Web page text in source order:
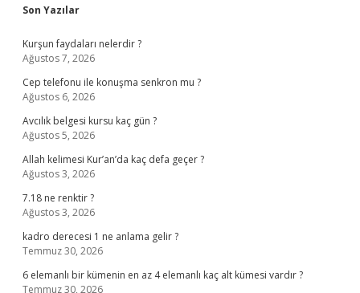
Sidebar
Son Yazılar
Kurşun faydaları nelerdir ?
Ağustos 7, 2026
Cep telefonu ile konuşma senkron mu ?
Ağustos 6, 2026
Avcılık belgesi kursu kaç gün ?
Ağustos 5, 2026
Allah kelimesi Kur’an’da kaç defa geçer ?
Ağustos 3, 2026
7.18 ne renktir ?
Ağustos 3, 2026
kadro derecesi 1 ne anlama gelir ?
Temmuz 30, 2026
6 elemanlı bir kümenin en az 4 elemanlı kaç alt kümesi vardır ?
Temmuz 30, 2026